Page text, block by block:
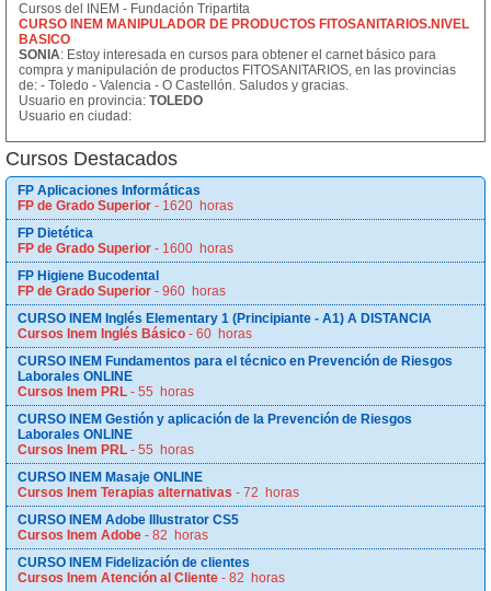
Cursos del INEM - Fundación Tripartita
CURSO INEM MANIPULADOR DE PRODUCTOS FITOSANITARIOS.NIVEL
BASICO
SONIA: Estoy interesada en cursos para obtener el carnet básico para
compra y manipulación de productos FITOSANITARIOS, en las provincias
de: - Toledo - Valencia - O Castellón. Saludos y gracias.
Usuario en provincia: TOLEDO
Usuario en ciudad:
Cursos Destacados
FP Aplicaciones Informáticas
FP de Grado Superior - 1620 horas
FP Dietética
FP de Grado Superior - 1600 horas
FP Higiene Bucodental
FP de Grado Superior - 960 horas
CURSO INEM Inglés Elementary 1 (Principiante - A1) A DISTANCIA
Cursos Inem Inglés Básico - 60 horas
CURSO INEM Fundamentos para el técnico en Prevención de Riesgos
Laborales ONLINE
Cursos Inem PRL - 55 horas
CURSO INEM Gestión y aplicación de la Prevención de Riesgos
Laborales ONLINE
Cursos Inem PRL - 55 horas
CURSO INEM Masaje ONLINE
Cursos Inem Terapias alternativas - 72 horas
CURSO INEM Adobe Illustrator CS5
Cursos Inem Adobe - 82 horas
CURSO INEM Fidelización de clientes
Cursos Inem Atención al Cliente - 82 horas